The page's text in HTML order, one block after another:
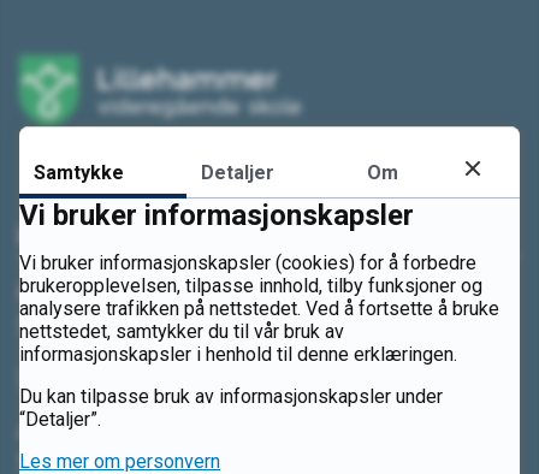
Postadresse
Se nærmere informasjon
Avdeling Sør
Storgata 25, 2609 Lillehammer
Samtykke Detaljer Om
Vi bruker informasjonskapsler
Vi bruker informasjonskapsler (cookies) for å forbedre
brukeropplevelsen, tilpasse innhold, tilby funksjoner og
analysere trafikken på nettstedet. Ved å fortsette å bruke
nettstedet, samtykker du til vår bruk av
informasjonskapsler i henhold til denne erklæringen.
Du kan tilpasse bruk av informasjonskapsler under
“Detaljer”.
Les mer om personvern